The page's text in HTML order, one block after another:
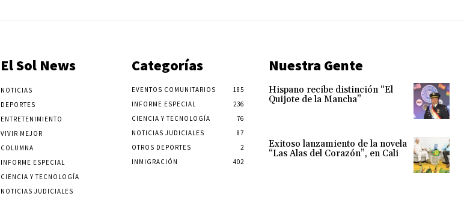
El Sol News
NOTICIAS
DEPORTES
ENTRETENIMIENTO
VIVIR MEJOR
COLUMNA
INFORME ESPECIAL
CIENCIA Y TECNOLOGÍA
NOTICIAS JUDICIALES
Categorías
EVENTOS COMUNITARIOS
185
INFORME ESPECIAL
236
CIENCIA Y TECNOLOGÍA
76
NOTICIAS JUDICIALES
87
OTROS DEPORTES
2
INMIGRACIÓN
402
Nuestra Gente
Hispano recibe distinción “El
Quijote de la Mancha”
Exitoso lanzamiento de la novela
“Las Alas del Corazón”, en Cali